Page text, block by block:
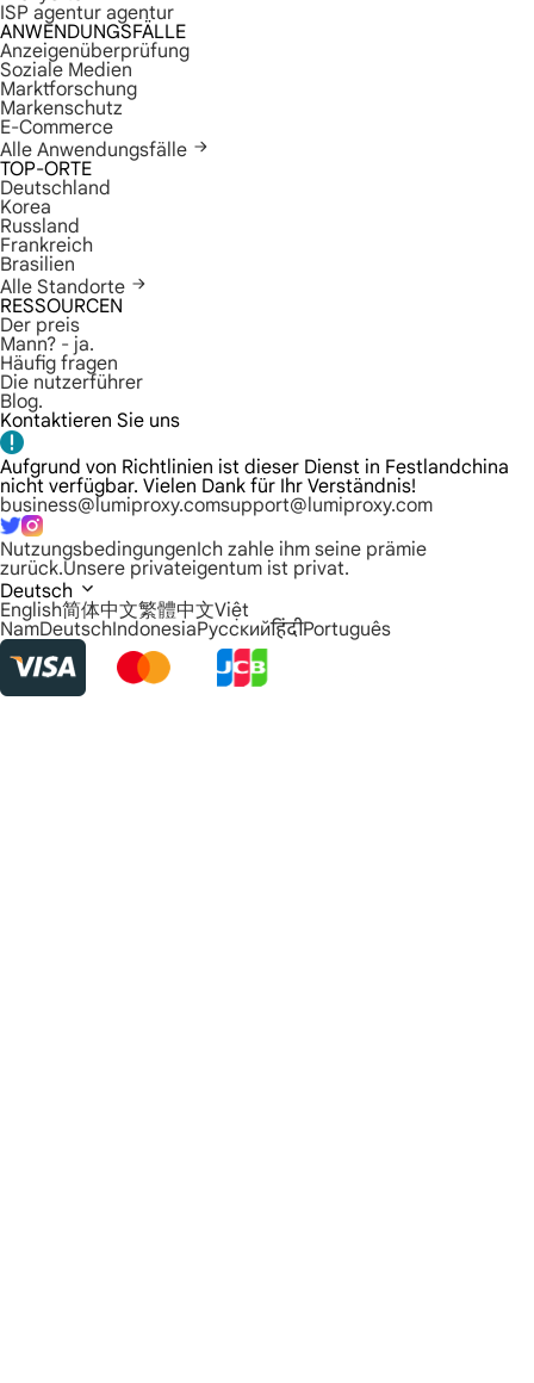
ISP agentur agentur
ANWENDUNGSFÄLLE
Anzeigenüberprüfung
Soziale Medien
Marktforschung
Markenschutz
E-Commerce
Alle Anwendungsfälle
TOP-ORTE
Deutschland
Korea
Russland
Frankreich
Brasilien
Alle Standorte
RESSOURCEN
Der preis
Mann? - ja.
Häufig fragen
Die nutzerführer
Blog.
Kontaktieren Sie uns
Aufgrund von Richtlinien ist dieser Dienst in Festlandchina
nicht verfügbar. Vielen Dank für Ihr Verständnis!
business@lumiproxy.comsupport@lumiproxy.com
NutzungsbedingungenIch zahle ihm seine prämie
zurück.Unsere privateigentum ist privat.
Deutsch
English简体中文繁體中文Việt
NamDeutschIndonesiaРусскийहिंदीPortuguês